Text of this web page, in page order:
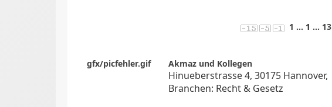
1 ... 1 ... 13
gfx/picfehler.gif Akmaz und Kollegen
Hinueberstrasse 4, 30175 Hannover,
Branchen: Recht & Gesetz